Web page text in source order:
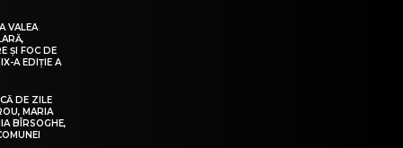
VALEA
ȘI FOC DE
A EDIȚIE A
DE ZILE
MARIA
BÎRSOGHE,